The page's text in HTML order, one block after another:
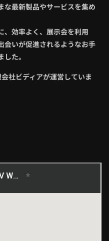
な最新製品やサービスを集め
、効率よく、展示会を利用
会いが促進されるようなお手
た。
社ビディアが運営していま